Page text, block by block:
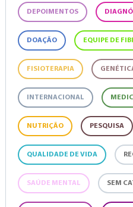
DEPOIMENTOS
DOAÇÃO EQUIPE DE
FISIOTERAPIA
INTERNACIONAL
NUTRIÇÃO PESQUISA
QUALIDADE DE VIDA
SAÚDE MENTAL SEM